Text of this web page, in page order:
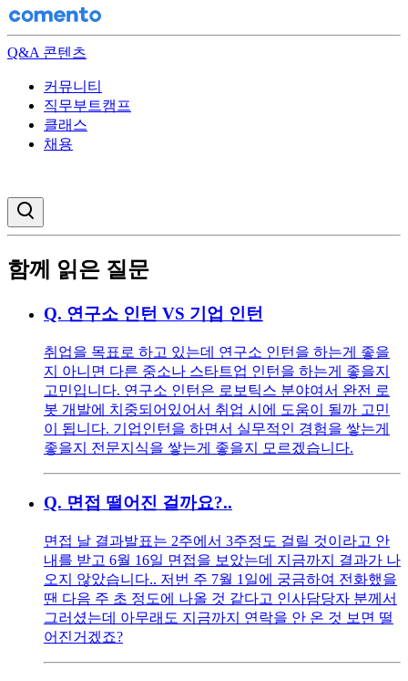
Q&A 콘텐츠
커뮤니티
직무부트캠프
클래스
채용
함께 읽은 질문
Q. 연구소 인턴 VS 기업 인턴
취업을 목표로 하고 있는데 연구소 인턴을 하는게 좋을
지 아니면 다른 중소나 스타트업 인턴을 하는게 좋을지
고민입니다. 연구소 인턴은 로보틱스 분야여서 완전 로
봇 개발에 치중되어있어서 취업 시에 도움이 될까 고민
이 됩니다. 기업인턴을 하면서 실무적인 경험을 쌓는게
좋을지 전문지식을 쌓는게 좋을지 모르겠습니다.
Q. 면접 떨어진 걸까요?..
면접 날 결과발표는 2주에서 3주정도 걸릴 것이라고 안
내를 받고 6월 16일 면접을 보았는데 지금까지 결과가 나
오지 않았습니다.. 저번 주 7월 1일에 궁금하여 전화했을
땐 다음 주 초 정도에 나올 것 같다고 인사담당자 분께서
그러셨는데 아무래도 지금까지 연락을 안 온 것 보면 떨
어진거겠죠?